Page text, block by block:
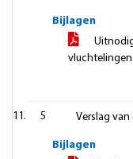
Bijlagen
vluchtelingen
5 Verslag
Bijlagen